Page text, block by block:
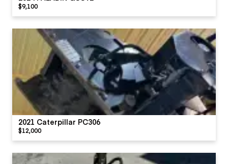
$9,100
2021 Caterpillar PC306
$12,000